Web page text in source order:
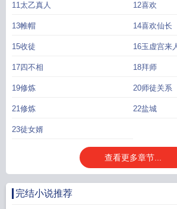
11太乙真人 12喜欢
13帷帽 14喜欢仙长
15收徒 16玉虚宫来
17四不相 18拜师
19修炼 20师徒关系
21修炼 22盐城
23徒女婿
查看更多章节...
完结小说推荐